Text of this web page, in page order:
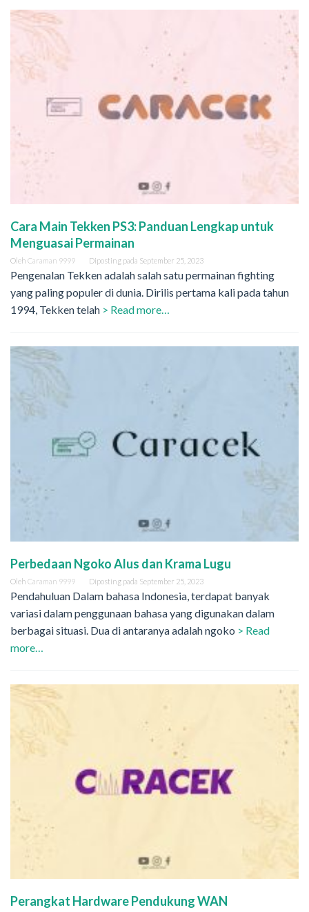
Cara Main Tekken PS3: Panduan Lengkap untuk
Menguasai Permainan
Oleh Caraman 9999 Diposting pada September 25, 2023
Pengenalan Tekken adalah salah satu permainan fighting
yang paling populer di dunia. Dirilis pertama kali pada tahun
1994, Tekken telah > Read more…
Perbedaan Ngoko Alus dan Krama Lugu
Oleh Caraman 9999 Diposting pada September 25, 2023
Pendahuluan Dalam bahasa Indonesia, terdapat banyak
variasi dalam penggunaan bahasa yang digunakan dalam
berbagai situasi. Dua di antaranya adalah ngoko > Read
more…
Perangkat Hardware Pendukung WAN